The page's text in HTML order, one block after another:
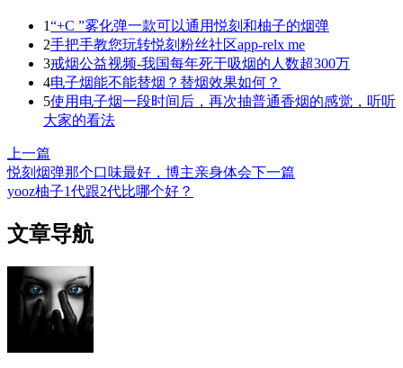
1“+C ”雾化弹一款可以通用悦刻和柚子的烟弹
2手把手教您玩转悦刻粉丝社区app-relx me
3戒烟公益视频-我国每年死于吸烟的人数超300万
4电子烟能不能替烟？替烟效果如何？
5使用电子烟一段时间后，再次抽普通香烟的感觉，听听
大家的看法
上一篇
悦刻烟弹那个口味最好，博主亲身体会下一篇
yooz柚子1代跟2代比哪个好？
文章导航